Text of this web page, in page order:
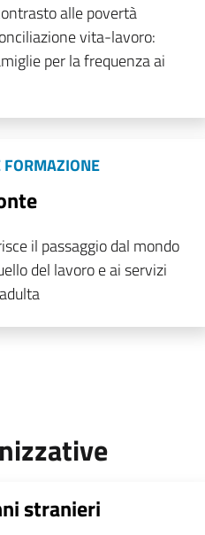
alle povertà
vita-lavoro:
per la frequenza ai
FORMAZIONE
il passaggio dal mondo
del lavoro e ai servizi
stranieri